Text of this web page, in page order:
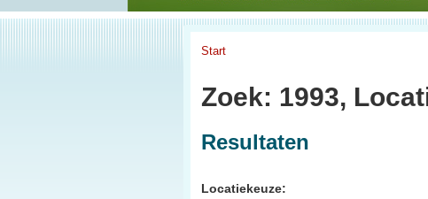
Start
Zoek: 1993,
Resultaten
Locatiekeuze: